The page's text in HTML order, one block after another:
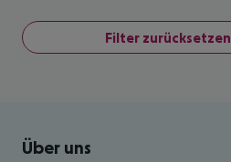
Filter zurücksetzen
Footer navigation
Über uns